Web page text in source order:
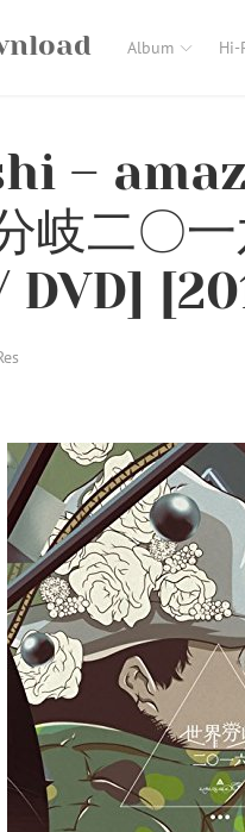
Album Hi-
–
岐二〇